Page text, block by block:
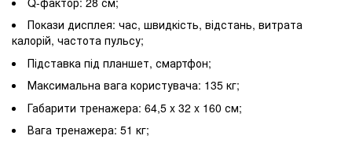
Покази дисплея: час, швидкість, відстань, витрата
калорій, частота пульсу;
Підставка під планшет, смартфон;
Максимальна вага користувача: 135 кг;
Габарити тренажера: 64,5 x 32 x 160 см;
Вага тренажера: 51 кг;